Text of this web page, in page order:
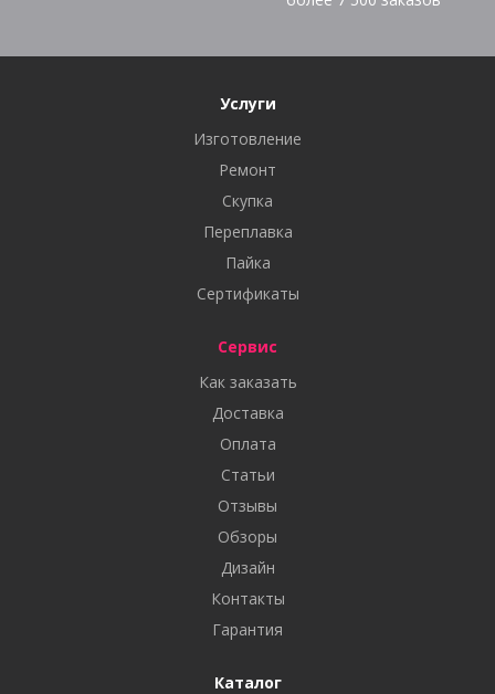
Услуги
Изготовление
Ремонт
Скупка
Переплавка
Пайка
Сертификаты
Сервис
Как заказать
Доставка
Оплата
Статьи
Отзывы
Обзоры
Дизайн
Контакты
Гарантия
Каталог